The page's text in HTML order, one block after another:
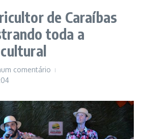
de Caraíbas
toda a
comentário